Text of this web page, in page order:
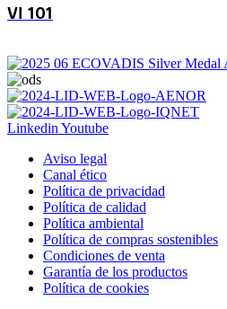
VI 101
Linkedin Youtube
Aviso legal
Canal ético
Política de privacidad
Política de calidad
Política ambiental
Política de compras sostenibles
Condiciones de venta
Garantía de los productos
Política de cookies